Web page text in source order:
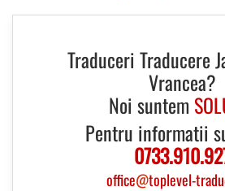
Traduceri Traducere
Vrancea?
Noi suntem
Pentru informatii
office@toplevel-